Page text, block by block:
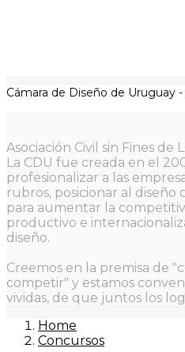
Cámara de Diseño de Uruguay -
Asociación Civil sin Fines de
La CDU fue creada en el
profesionalizar a las
rubros, posicionar al diseño
para aumentar la
productivo e
diseño.
Creemos en la premisa de
competir" y estamos
vividas, de que juntos los
Home
Concursos